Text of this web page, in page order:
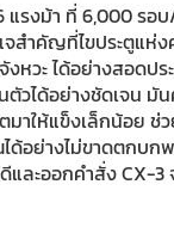
แรงม้า ที่ 6,000 ร
ำคัญที่ไขประตูแห่ง
วะ ได้อย่างสอดปร
วได้อย่างชัดเจน มั
มาให้แข็งเล็กน้อย
ด้อย่างไม่ขาดตกบก
และออกคำสั่ง